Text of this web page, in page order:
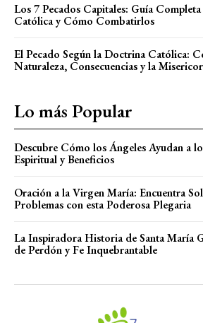
Los 7 Pecados Capitales: Guía
Católica y Cómo Combatirlos
El Pecado Según la Doctrina Católica:
Naturaleza, Consecuencias y la
Lo más Popular
Descubre Cómo los Ángeles Ayudan a
Espiritual y Beneficios
Oración a la Virgen María: Encuentra
Problemas con esta Poderosa Plegaria
La Inspiradora Historia de Santa María
de Perdón y Fe Inquebrantable